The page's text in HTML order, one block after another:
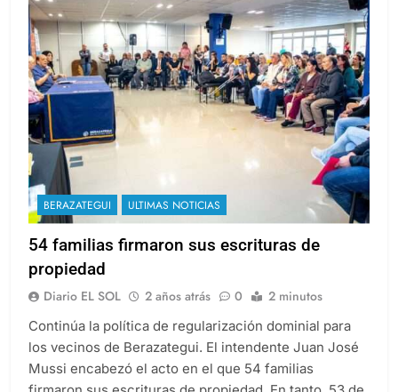
BERAZATEGUI ULTIMAS NOTICIAS
54 familias firmaron sus escrituras de
propiedad
Diario EL SOL 2 años atrás 0 2 minutos
Continúa la política de regularización dominial para
los vecinos de Berazategui. El intendente Juan José
Mussi encabezó el acto en el que 54 familias